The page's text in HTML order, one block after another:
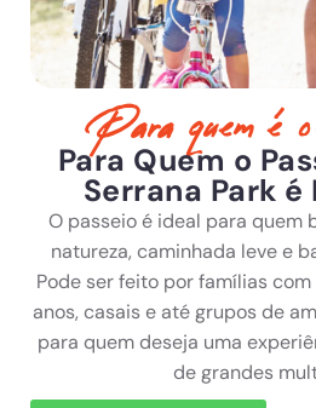
Para quem é
Para Quem o
Serrana Park
O passeio é ideal para quem
natureza, caminhada leve e
Pode ser feito por famílias
anos, casais e até grupos de
para quem deseja uma
de grandes